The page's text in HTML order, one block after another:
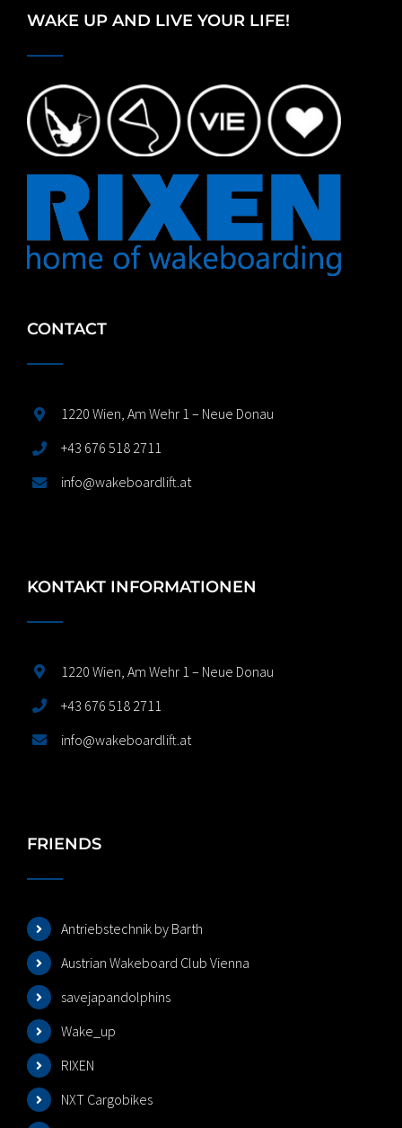
WAKE UP AND LIVE YOUR LIFE!
CONTACT
1220 Wien, Am Wehr 1 – Neue Donau
+43 676 518 2711
info@wakeboardlift.at
KONTAKT INFORMATIONEN
1220 Wien, Am Wehr 1 – Neue Donau
+43 676 518 2711
info@wakeboardlift.at
FRIENDS
Antriebstechnik by Barth
Austrian Wakeboard Club Vienna
savejapandolphins
Wake_up
RIXEN
NXT Cargobikes